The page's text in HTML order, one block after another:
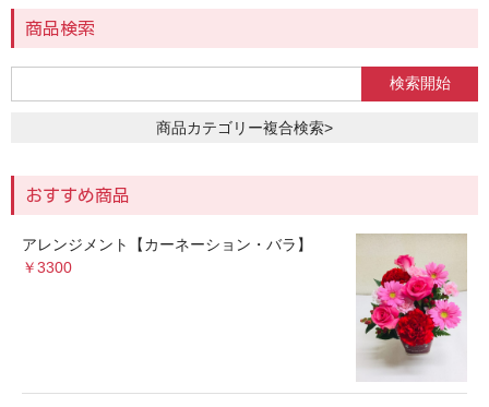
商品検索
商品カテゴリー複合検索>
おすすめ商品
アレンジメント【カーネーション・バラ】
￥3300